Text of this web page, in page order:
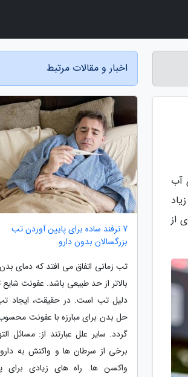
آب
از
اخبار و مقالات مرتبط
7 ترفند ساده برای پایین آوردن تب
بزرگسالان بدون دارو
تب زمانی اتفاق می افتد که دمای
بالاتر از حد طبیعی باشد. عفونت
دلیل تب است. در حقیقت، ایجاد
حل بدن برای مبارزه با عفونت
گردد. سایر علل عبارتند از: مسائل
برخی از سرطان ها و واکنش به
واکسن ها. راه های زیادی برای